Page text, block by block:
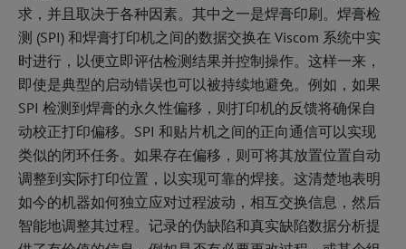
求，并且取决于各种因素。其中之一是焊膏印刷。焊膏检
测 (SPI) 和焊膏打印机之间的数据交换在 Viscom 系统中实
时进行，以便立即评估检测结果并控制操作。这样一来，
即使是典型的启动错误也可以被持续地避免。例如，如果
SPI 检测到焊膏的永久性偏移，则打印机的反馈将确保自
动校正打印偏移。SPI 和贴片机之间的正向通信可以实现
类似的闭环任务。如果存在偏移，则可将其放置位置自动
调整到实际打印位置，以实现可靠的焊接。这清楚地表明
如今的机器如何独立应对过程波动，相互交换信息，然后
智能地调整其过程。记录的伪缺陷和真实缺陷数据分析提